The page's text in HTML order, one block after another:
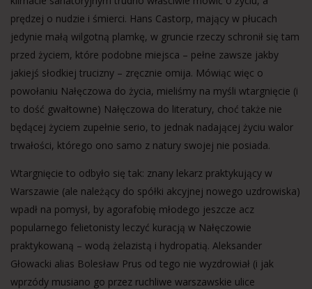
prędzej o nudzie i śmierci. Hans Castorp, mający w płucach
jedynie małą wilgotną plamkę, w gruncie rzeczy schronił się tam
przed życiem, które podobne miejsca – pełne zawsze jakby
jakiejś słodkiej trucizny – zręcznie omija. Mówiąc więc o
powołaniu Nałęczowa do życia, mieliśmy na myśli wtargnięcie (i
to dość gwałtowne) Nałęczowa do literatury, choć także nie
będącej życiem zupełnie serio, to jednak nadającej życiu walor
trwałości, którego ono samo z natury swojej nie posiada.
Wtargnięcie to odbyło się tak: znany lekarz praktykujący w
Warszawie (ale należący do spółki akcyjnej nowego uzdrowiska)
wpadł na pomysł, by agorafobię młodego jeszcze acz
popularnego felietonisty leczyć kuracją w Nałęczowie
praktykowaną – wodą żelazistą i hydropatią. Aleksander
Głowacki alias Bolesław Prus od tego nie wyzdrowiał (i jak
wprzódy musiano go przez ruchliwe warszawskie ulice